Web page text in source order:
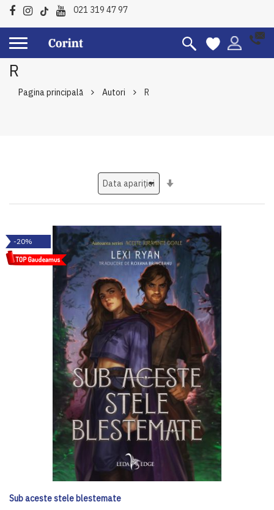
021 319 47 97
R
Pagina principală Autori R
-20%
Sub aceste stele blestemate